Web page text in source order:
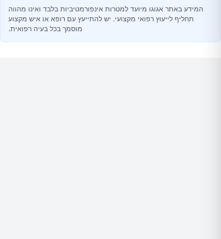
המידע באתר אגוגו מיועד למטרות אינפורמטיביות בלבד ואינו מהווה
תחליף לייעוץ רפואי מקצועי. יש להתייעץ עם רופא או איש מקצוע
מוסמך בכל בעיה רפואית.